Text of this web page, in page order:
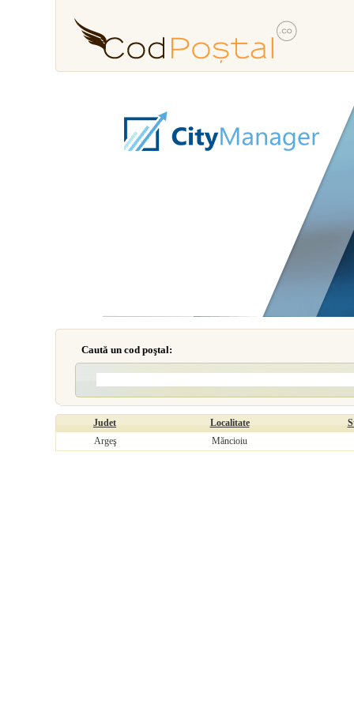
Caută un cod poştal:
Judet Localitate
Argeş
Măncioiu